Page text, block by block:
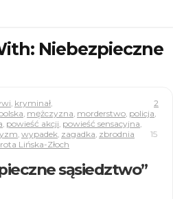
Niebezpieczne
2
kryminał
mężczyzna morderstwo policja
powieść akcji powieść sensacyjna
wypadek zagadka zbrodnia
15
Lińska-Złoch
sąsiedztwo”